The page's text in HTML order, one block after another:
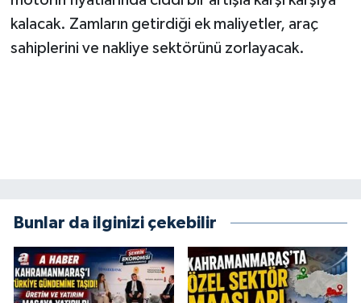
kalacak. Zamların getirdiği ek maliyetler, araç
sahiplerini ve nakliye sektörünü zorlayacak.
Bunlar da ilginizi çekebilir